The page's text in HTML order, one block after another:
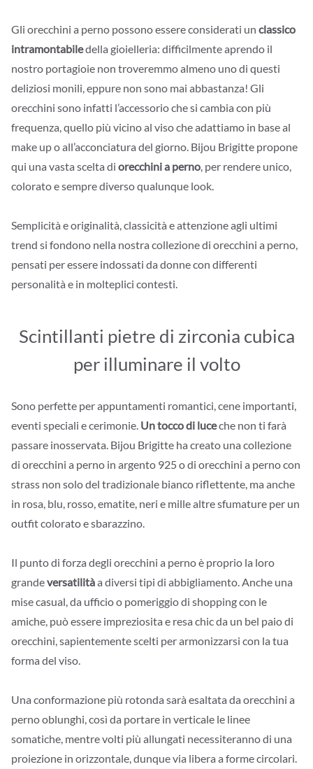
Gli orecchini a perno possono essere considerati un classico
intramontabiledella gioielleria: difficilmente aprendo il
nostro portagioie non troveremmo almeno uno di questi
deliziosi monili, eppure non sono mai abbastanza! Gli
orecchini sono infatti l’accessorio che si cambia con più
frequenza, quello più vicino al viso che adattiamo in base al
make up o all’acconciatura del giorno. Bijou Brigitte propone
qui una vasta scelta di orecchini a perno, per rendere unico,
colorato e sempre diverso qualunque look.
Semplicità e originalità, classicità e attenzione agli ultimi
trend si fondono nella nostra collezione di orecchini a perno,
pensati per essere indossati da donne con differenti
personalità e in molteplici contesti.
Scintillanti pietre di zirconia cubica
per illuminare il volto
Sono perfette per appuntamenti romantici, cene importanti,
eventi speciali e cerimonie. Un tocco di luceche non ti farà
passare inosservata. Bijou Brigitte ha creato una collezione
di orecchini a perno in argento 925 o di orecchini a perno con
strass non solo del tradizionale bianco riflettente, ma anche
in rosa, blu, rosso, ematite, neri e mille altre sfumature per un
outfit colorato e sbarazzino.
Il punto di forza degli orecchini a perno è proprio la loro
grandeversatilitàa diversi tipi di abbigliamento. Anche una
mise casual, da ufficio o pomeriggio di shopping con le
amiche, può essere impreziosita e resa chic da un bel paio di
orecchini, sapientemente scelti per armonizzarsi con la tua
forma del viso.
Una conformazione più rotonda sarà esaltata da orecchini a
perno oblunghi, così da portare in verticale le linee
somatiche, mentre volti più allungati necessiteranno di una
proiezione in orizzontale, dunque via libera a forme circolari.